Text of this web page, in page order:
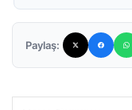
Paylaş: